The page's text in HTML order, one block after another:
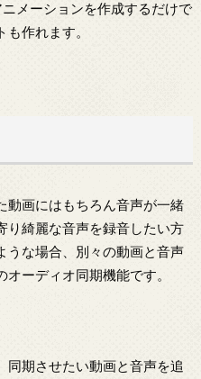
メーションを作成するだけで
作れます。
動画にはもちろん音声が一緒
り綺麗な音声を録音したい方
うな場合、別々の動画と音声
ーディオ同期機能です。
同期させたい動画と音声を追